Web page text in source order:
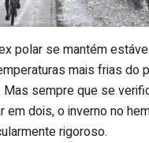
polar se mantém
mais frias do
sempre que se
em dois, o inverno no
rigoroso.